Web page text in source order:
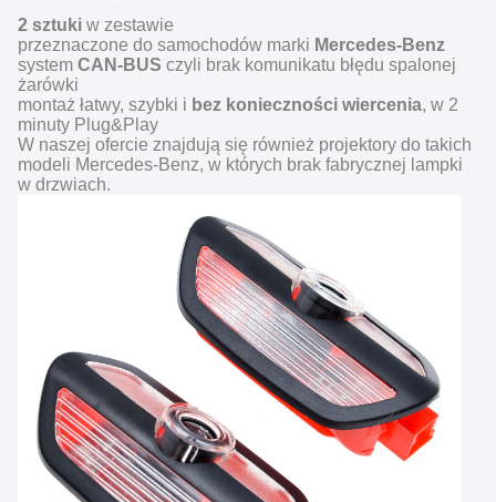
2 sztuki w zestawie
przeznaczone do samochodów marki Mercedes-Benz
system CAN-BUS czyli brak komunikatu błędu spalonej
żarówki
montaż łatwy, szybki i bez konieczności wiercenia, w 2
minuty Plug&Play
W naszej ofercie znajdują się również projektory do takich
modeli Mercedes-Benz, w których brak fabrycznej lampki
w drzwiach.